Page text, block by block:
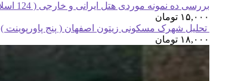
بررسی ده نمونه موردی هتل ایرانی و خارجی ( 124 اسلاید )
۱۵,۰۰۰ تومان
تحلیل شهرک مسکونی زیتون اصفهان ( پنج پاورپوینت )
۱۸,۰۰۰ تومان